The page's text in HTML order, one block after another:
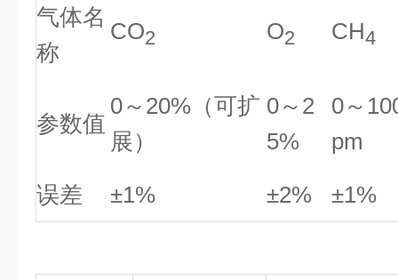
气体名
称
CO2 O2 CH4
参数值
0～20%（可扩
展）
0～2
5%
0～
pm
误差
±1% ±2% ±1%